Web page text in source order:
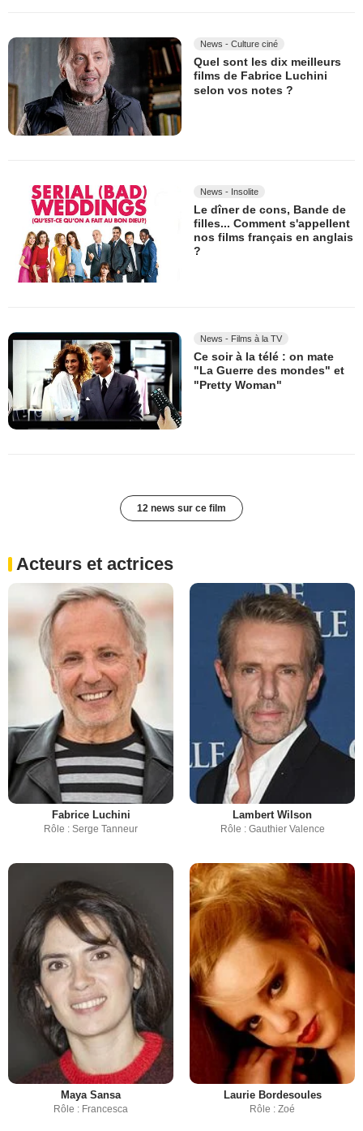
News - Culture ciné
Quel sont les dix meilleurs
films de Fabrice Luchini
selon vos notes ?
News - Insolite
Le dîner de cons, Bande de
filles... Comment s'appellent
nos films français en anglais
?
News - Films à la TV
Ce soir à la télé : on mate
"La Guerre des mondes" et
"Pretty Woman"
12 news sur ce film
Acteurs et actrices
Fabrice Luchini
Rôle : Serge Tanneur
Lambert Wilson
Rôle : Gauthier Valence
Maya Sansa
Rôle : Francesca
Laurie Bordesoules
Rôle : Zoé